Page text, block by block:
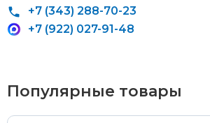
+7 (343) 288-70-23
+7 (922) 027-91-48
Стоимость доставки Почтой России –
Популярные товары